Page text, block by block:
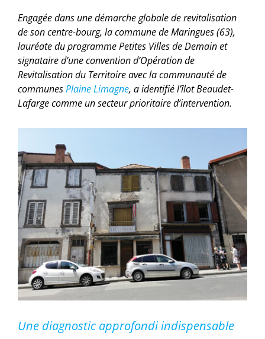
Engagée dans une démarche globale de revitalisation
de son centre-bourg, la commune de Maringues (63),
lauréate du programme Petites Villes de Demain et
signataire d’une convention d’Opération de
Revitalisation du Territoire avec la communauté de
communesPlaine Limagne, a identifié l’îlot Beaudet-
Lafarge comme un secteur prioritaire d’intervention.
Une diagnostic approfondi indispensable